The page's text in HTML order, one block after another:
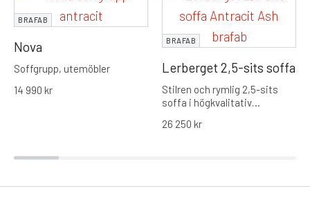
BRAFAB
Nova
Soffgrupp, utemöbler
14 990 kr
BRAFAB
Lerberget 2,5-sits soffa
Stilren och rymlig 2,5-sits
soffa i högkvalitativ
Modern design med generösa
26 250 kr